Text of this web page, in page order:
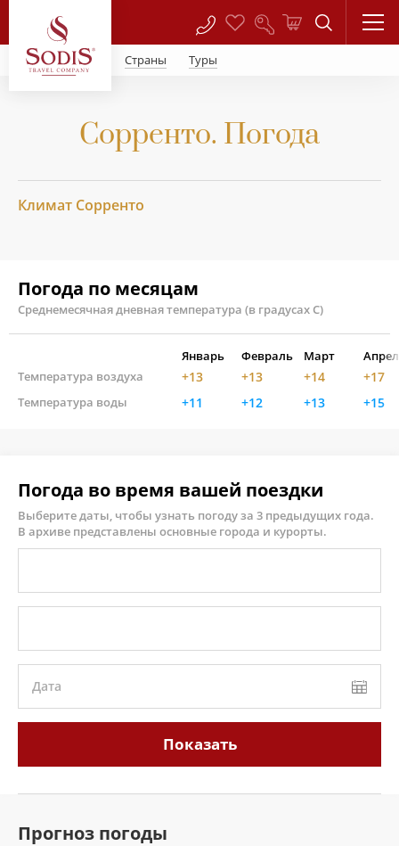
Страны Туры
Сорренто. Погода
Климат Сорренто
Погода по месяцам
Среднемесячная дневная температура (в градусах С)
Январь Февраль Март
Температура воздуха
+13 +13 +14 +17
Температура воды +11 +12 +13 +15
Погода во время вашей поездки
Выберите даты, чтобы узнать погоду за 3 предыдущих года.
В архиве представлены основные города и курорты.
Дата
Показать
Прогноз погоды